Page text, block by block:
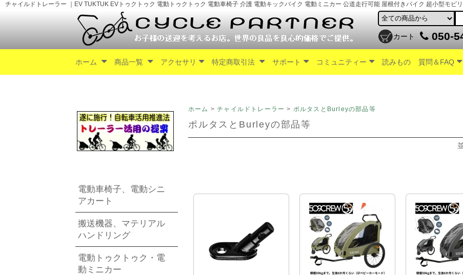
チャイルドトレーラー ｜EV TUKTUK EVトゥクトゥク 電動トゥクトゥク 電動車椅子 介護 電動キックバイク 電動ミニカー 公道走行可能 屋根付きバイク 超小型モ
カート 050-
ホーム 商品一覧 アクセサリ 特定商取引法 サポート コミュニティー 読みもの 質問＆FAQ
ホーム >チャイルドトレーラー > ポルタスとBurleyの部品等
ポルタスとBurleyの部品等
電動車椅子、電動シニ
アカート
搬送機器、マテリアル
ハンドリング
電動トゥクトゥク・電
動ミニカー